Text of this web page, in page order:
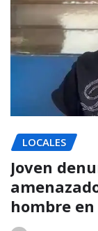
LOCALES
Joven
hombre